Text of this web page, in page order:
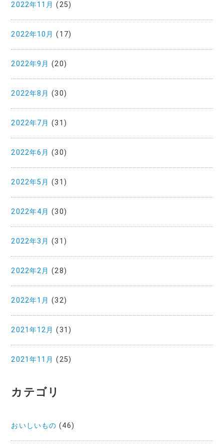
2022年11月 (25)
2022年10月 (17)
2022年9月 (20)
2022年8月 (30)
2022年7月 (31)
2022年6月 (30)
2022年5月 (31)
2022年4月 (30)
2022年3月 (31)
2022年2月 (28)
2022年1月 (32)
2021年12月 (31)
2021年11月 (25)
カテゴリ
おいしいもの (46)